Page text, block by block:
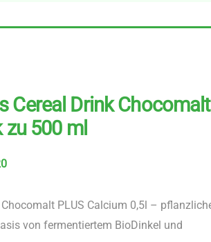
Cereal Drink Chocomalt
500 ml
PLUS Calcium 0,5l –
von fermentiertem BioDinkel und